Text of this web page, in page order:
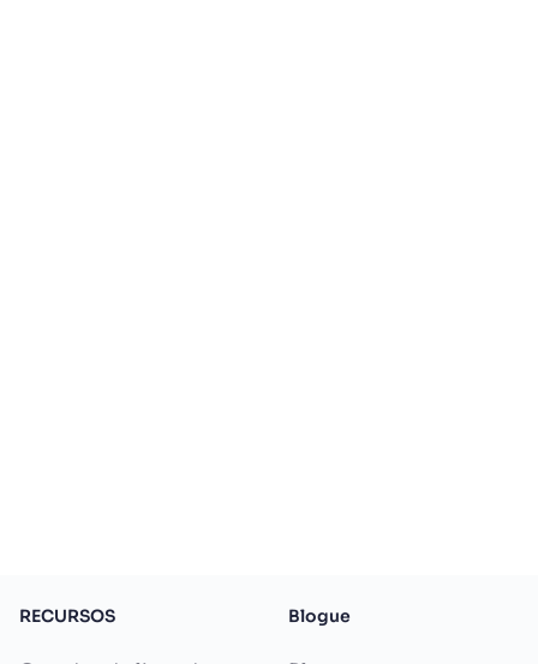
RECURSOS Blogue